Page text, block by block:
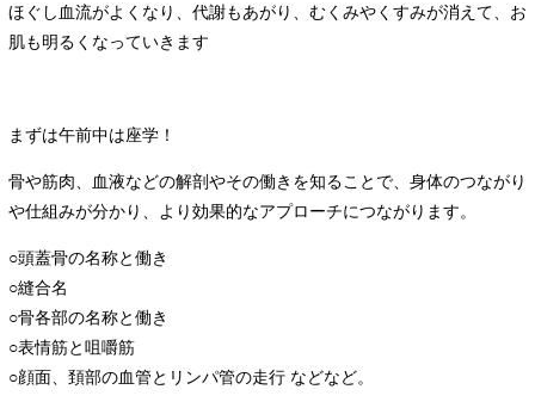
ほぐし血流がよくなり、代謝もあがり、むくみやくすみが消えて、お
肌も明るくなっていきます
まずは午前中は座学！
骨や筋肉、血液などの解剖やその働きを知ることで、身体のつながり
や仕組みが分かり、より効果的なアプローチにつながります。
○頭蓋骨の名称と働き
○縫合名
○骨各部の名称と働き
○表情筋と咀嚼筋
○顔面、頚部の血管とリンパ管の走行 などなど。